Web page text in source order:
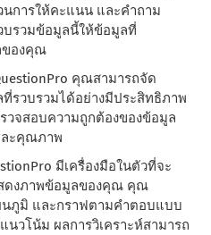
การให้คะแนน และคําถาม
บรวมข้อมูลนี้ให้ข้อมูลที่
ของคุณ
คุณสามารถจัด
รวบรวมได้อย่างมีประสิทธิภาพ
วจสอบความถูกต้องของข้อมูล
ละคุณภาพ
มีเครื่องมือในตัวที่จะ
ดงภาพข้อมูลของคุณ คุณ
นภูมิ และกราฟตามคําตอบแบบ
วโน้ม ผลการวิเคราะห์สามารถ